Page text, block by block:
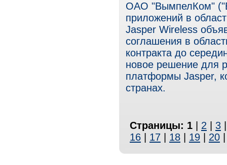
ОАО "ВымпелКом"
приложений в
Jasper Wireless
соглашения в
контракта до
новое решение для
платформы Jasper,
странах.
Страницы: 1 2 3
16
17 18 19 20